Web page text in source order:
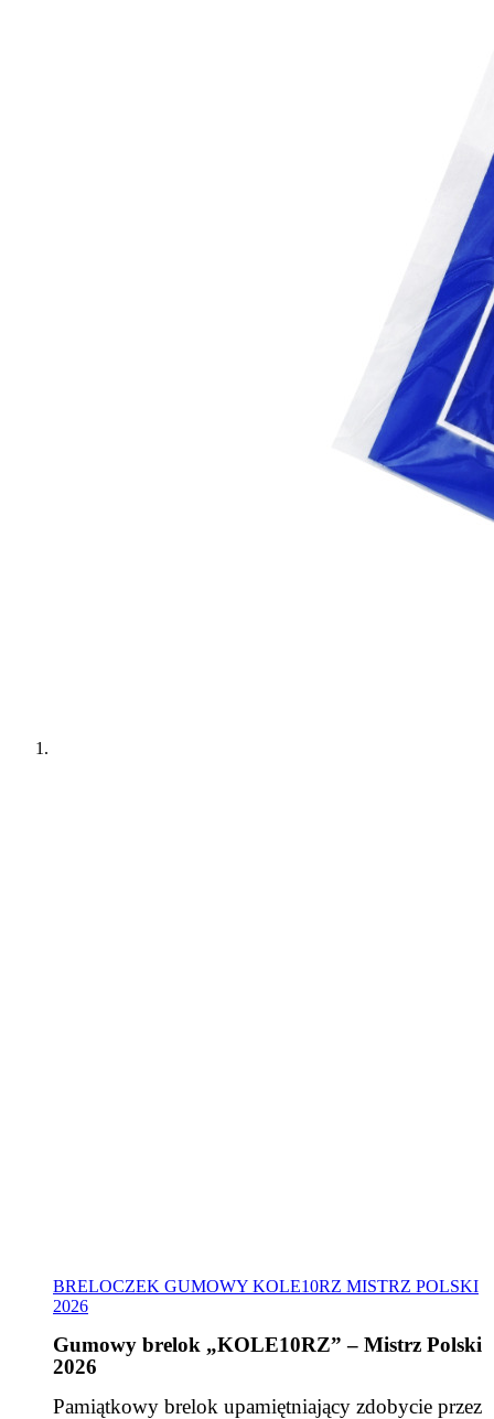
BRELOCZEK GUMOWY KOLE10RZ MISTRZ POLSKI
2026
Gumowy brelok „KOLE10RZ” – Mistrz Polski
2026
Pamiątkowy brelok upamiętniający zdobycie przez